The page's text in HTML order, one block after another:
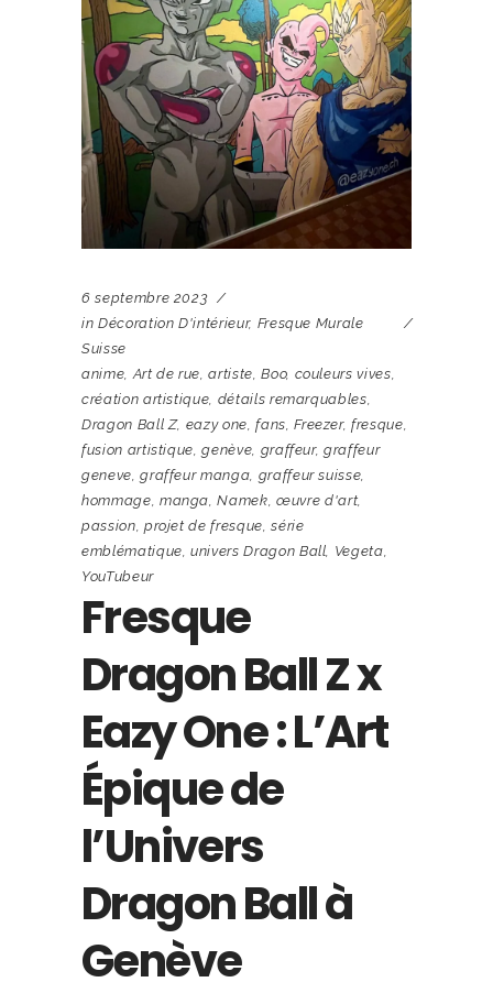
6 septembre 2023
in Décoration D'intérieur, Fresque Murale
Suisse
anime Art de rue ,artiste ,Boo, couleurs vives
création artistique détails remarquables
Dragon Ball Z, eazy one ,fans ,Freezer,fresque
fusion artistique ,genève graffeur,graffeur
geneve ,graffeur manga graffeur suisse
hommage manga ,Namek œuvre d'art
passion projet de fresque ,série
emblématique ,univers Dragon Ball Vegeta
YouTubeur
Fresque
Dragon Ball Z x
Eazy One : L’Art
Épique de
l’Univers
Dragon Ball à
Genève